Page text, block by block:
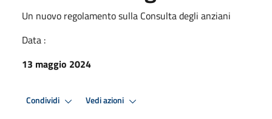
Un nuovo regolamento sulla Consulta degli anziani
Data :
13 maggio 2024
Condividi Vedi azioni